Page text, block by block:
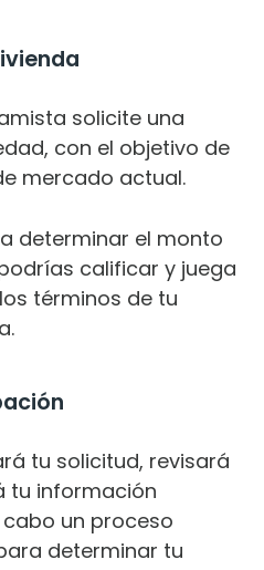
solicite una
con el objetivo de
mercado actual.
determinar el monto
calificar y juega
términos de tu
tu solicitud, revisará
tu información
un proceso
determinar tu